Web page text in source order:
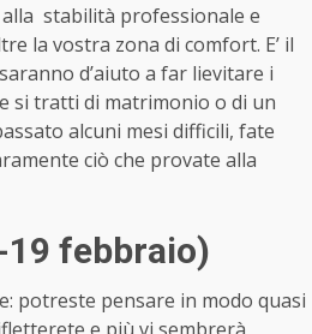
stabilità professionale e
la vostra zona di comfort. E’ il
d’aiuto a far lievitare i
si tratti di matrimonio o di un
alcuni mesi difficili, fate
ciò che provate alla
19 febbraio)
potreste pensare in modo quasi
e più vi sembrerà